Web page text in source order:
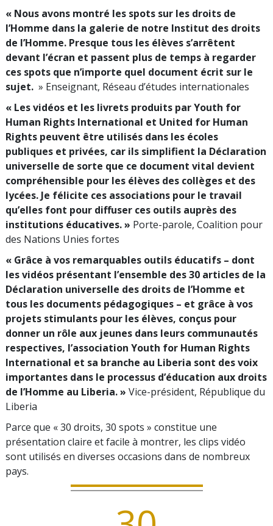
« Nous avons montré les spots sur les droits de
l’Homme dans la galerie de notre Institut des droits
de l’Homme. Presque tous les élèves s’arrêtent
devant l’écran et passent plus de temps à regarder
ces spots que n’importe quel document écrit sur le
sujet. » Enseignant, Réseau d’études internationales
« Les vidéos et les livrets produits par Youth for
Human Rights International et United for Human
Rights peuvent être utilisés dans les écoles
publiques et privées, car ils simplifient la Déclaration
universelle de sorte que ce document vital devient
compréhensible pour les élèves des collèges et des
lycées. Je félicite ces associations pour le travail
qu’elles font pour diffuser ces outils auprès des
institutions éducatives. » Porte-parole, Coalition pour
des Nations Unies fortes
« Grâce à vos remarquables outils éducatifs – dont
les vidéos présentant l’ensemble des 30 articles de la
Déclaration universelle des droits de l’Homme et
tous les documents pédagogiques – et grâce à vos
projets stimulants pour les élèves, conçus pour
donner un rôle aux jeunes dans leurs communautés
respectives, l’association Youth for Human Rights
International et sa branche au Liberia sont des voix
importantes dans le processus d’éducation aux droits
de l’Homme au Liberia. » Vice-président, République du
Liberia
Parce que « 30 droits, 30 spots » constitue une
présentation claire et facile à montrer, les clips vidéo
sont utilisés en diverses occasions dans de nombreux
pays.